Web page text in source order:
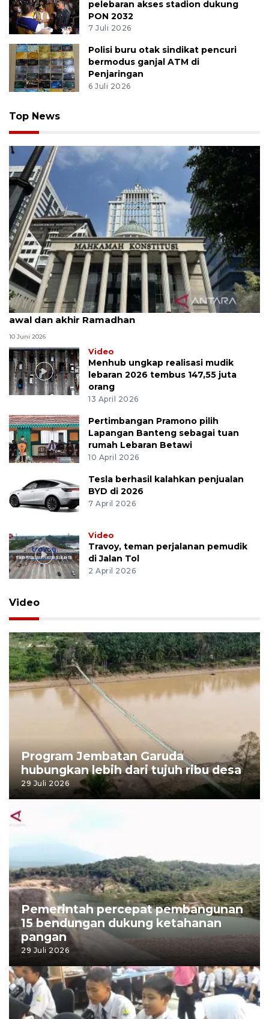
pelebaran akses stadion dukung
PON 2032
7 Juli 2026
Polisi buru otak sindikat pencuri
bermodus ganjal ATM di
Penjaringan
6 Juli 2026
Top News
MK uji materi UU Peradilan Agama perihal isbat
awal dan akhir Ramadhan
10 Juni 2026
Video
Menhub ungkap realisasi mudik
lebaran 2026 tembus 147,55 juta
orang
13 April 2026
Pertimbangan Pramono pilih
Lapangan Banteng sebagai tuan
rumah Lebaran Betawi
10 April 2026
Tesla berhasil kalahkan penjualan
BYD di 2026
7 April 2026
Video
Travoy, teman perjalanan pemudik
di Jalan Tol
2 April 2026
Video
Program Jembatan Garuda
hubungkan lebih dari tujuh ribu desa
29 Juli 2026
Pemerintah percepat pembangunan
15 bendungan dukung ketahanan
pangan
29 Juli 2026